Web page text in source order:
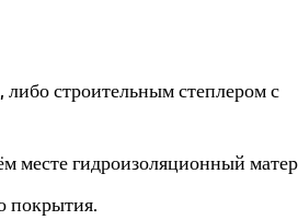
строительным степлером с
месте гидроизоляционный
покрытия.